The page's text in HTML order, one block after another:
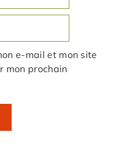
e-mail et mon site
mon prochain